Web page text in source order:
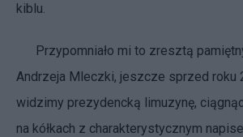
kiblu.
Przypomniało mi to zresztą
Andrzeja Mleczki, jeszcze sprzed roku
widzimy prezydencką limuzynę,
na kółkach z charakterystycznym